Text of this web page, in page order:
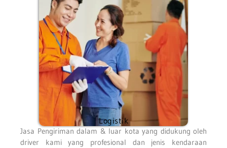
Logistik
Jasa Pengiriman dalam & luar kota yang didukung oleh
driver kami yang profesional dan jenis kendaraan